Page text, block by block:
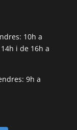
10h a
i de 16h a
9h a